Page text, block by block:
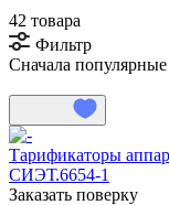
42 товара
Фильтр
Сначала популярные
Тарификаторы
СИЭТ.6654-1
Заказать поверку